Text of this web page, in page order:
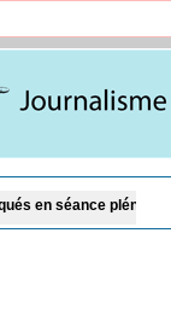
ce lundi 10 août